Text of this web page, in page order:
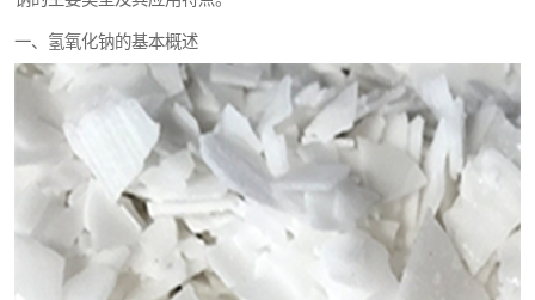
一、氢氧化钠的基本概述
过硫酸钠
尿素
聚合硫酸铁
大苏打